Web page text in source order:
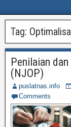
Tag:
Penilaian
(NJOP)
puslatnas.info
Comments